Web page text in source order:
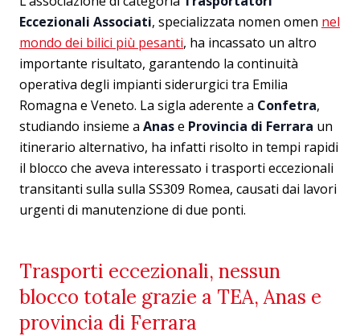
Eccezionali Associati, specializzata nomen omen nel
mondo dei bilici più pesanti, ha incassato un altro
importante risultato, garantendo la continuità
operativa degli impianti siderurgici tra Emilia
Romagna e Veneto. La sigla aderente a Confetra,
studiando insieme a Anase Provincia di Ferrara un
itinerario alternativo, ha infatti risolto in tempi rapidi
il blocco che aveva interessato i trasporti eccezionali
transitanti sulla sulla SS309 Romea, causati dai lavori
urgenti di manutenzione di due ponti.
Trasporti eccezionali, nessun
blocco totale grazie a TEA, Anas e
provincia di Ferrara